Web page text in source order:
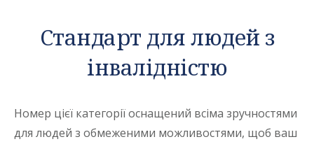
Стандарт для людей з
інвалідністю
Номер цієї категорії оснащений всіма зручностями
для людей з обмеженими можливостями, щоб ваш